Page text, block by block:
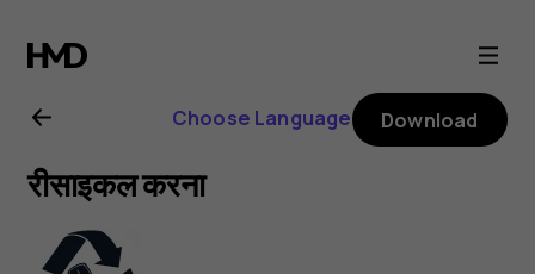
Nokia
8.1
user
guide
Choose Language Download
रीसाइकल करना